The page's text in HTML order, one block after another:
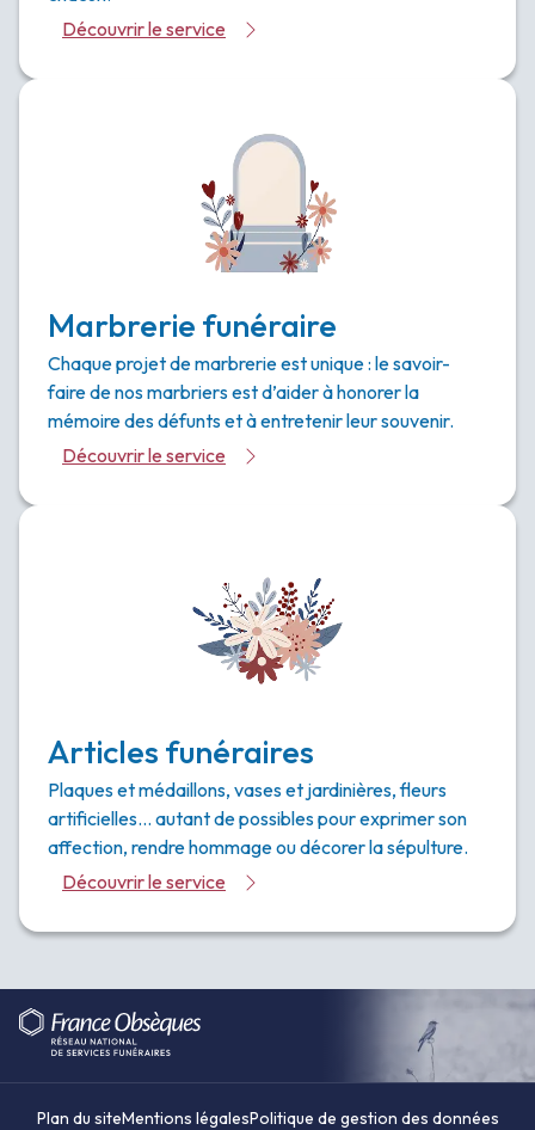
Découvrir le service
Marbrerie funéraire
Chaque projet de marbrerie est unique : le savoir-
faire de nos marbriers est d’aider à honorer la
mémoire des défunts et à entretenir leur souvenir.
Découvrir le service
Articles funéraires
Plaques et médaillons, vases et jardinières, fleurs
artificielles… autant de possibles pour exprimer son
affection, rendre hommage ou décorer la sépulture.
Découvrir le service
Plan du siteMentions légalesPolitique de gestion des données